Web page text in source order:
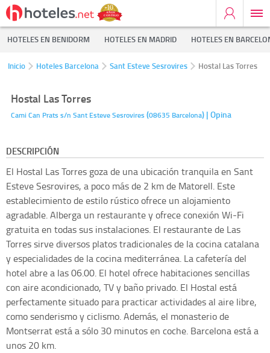
HOTELES EN BENIDORM HOTELES EN MADRID HOTELES EN
Inicio Hoteles Barcelona Sant Esteve Sesrovires Hostal Las Torres
Hostal Las Torres
Cami Can Prats s/n Sant Esteve Sesrovires (08635 Barcelona) | Opina
DESCRIPCIÓN
El Hostal Las Torres goza de una ubicación tranquila en Sant
Esteve Sesrovires, a poco más de 2 km de Matorell. Este
establecimiento de estilo rústico ofrece un alojamiento
agradable. Alberga un restaurante y ofrece conexión Wi-Fi
gratuita en todas sus instalaciones. El restaurante de Las
Torres sirve diversos platos tradicionales de la cocina catalana
y especialidades de la cocina mediterránea. La cafetería del
hotel abre a las 06.00. El hotel ofrece habitaciones sencillas
con aire acondicionado, TV y baño privado. El Hostal está
perfectamente situado para practicar actividades al aire libre,
como senderismo y ciclismo. Además, el monasterio de
Montserrat está a sólo 30 minutos en coche. Barcelona está a
unos 20 km.